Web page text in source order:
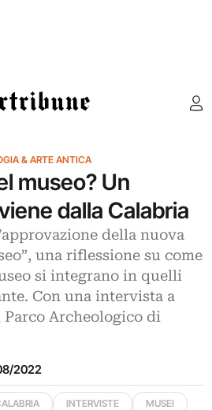
& ARTE ANTICA
museo? Un
dalla Calabria
della nuova
una riflessione su come
si integrano in quelli
Con una intervista a
Archeologico di
2022
INTERVISTE MUSEI